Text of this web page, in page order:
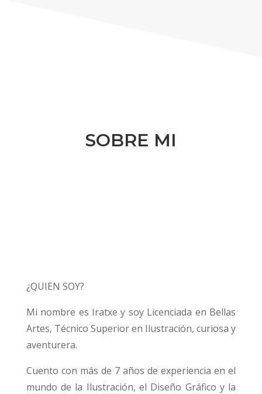
SOBRE MI
¿QUIEN SOY?
Mi nombre es Iratxe y soy Licenciada en Bellas
Artes, Técnico Superior en Ilustración, curiosa y
aventurera.
Cuento con más de 7 años de experiencia en el
mundo de la Ilustración, el Diseño Gráfico y la